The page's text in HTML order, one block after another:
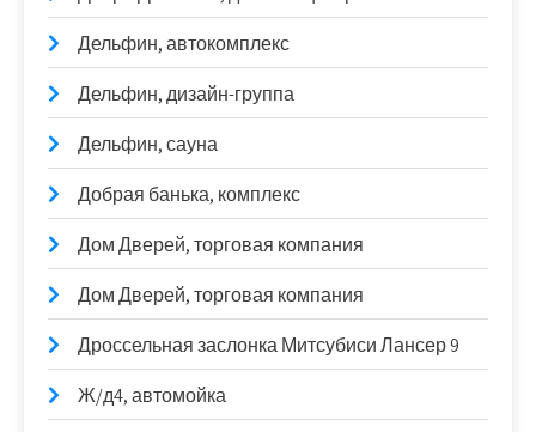
Дельфин, автокомплекс
Дельфин, дизайн-группа
Дельфин, сауна
Добрая банька, комплекс
Дом Дверей, торговая компания
Дом Дверей, торговая компания
Дроссельная заслонка Митсубиси Лансер 9
Ж/д4, автомойка